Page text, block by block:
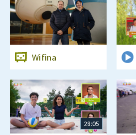
Wifina
28:05